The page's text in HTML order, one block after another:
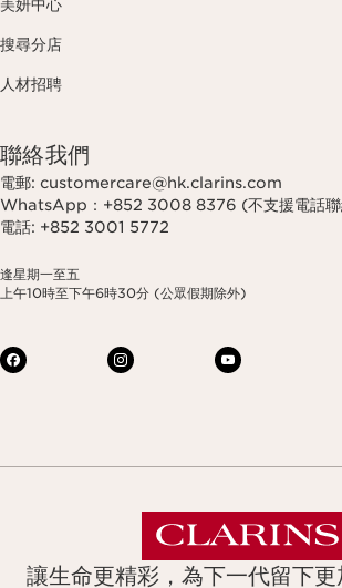
美妍中心
搜尋分店
人材招聘
聯絡我們
電郵: customercare@hk.clarins.com
WhatsApp：+852 3008 8376 (不支援電話
電話: +852 3001 5772
逢星期一至五
上午10時至下午6時30分 (公眾假期除外)
讓生命更精彩，為下一代留下